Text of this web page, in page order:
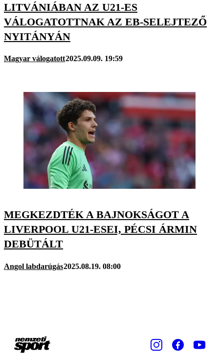
LITVÁNIÁBAN AZ U21-ES
VÁLOGATOTTNAK AZ EB-SELEJTEZŐ
NYITÁNYÁN
Magyar válogatott2025.09.09. 19:59
MEGKEZDTÉK A BAJNOKSÁGOT A
LIVERPOOL U21-ESEI, PÉCSI ÁRMIN
DEBÜTÁLT
Angol labdarúgás2025.08.19. 08:00